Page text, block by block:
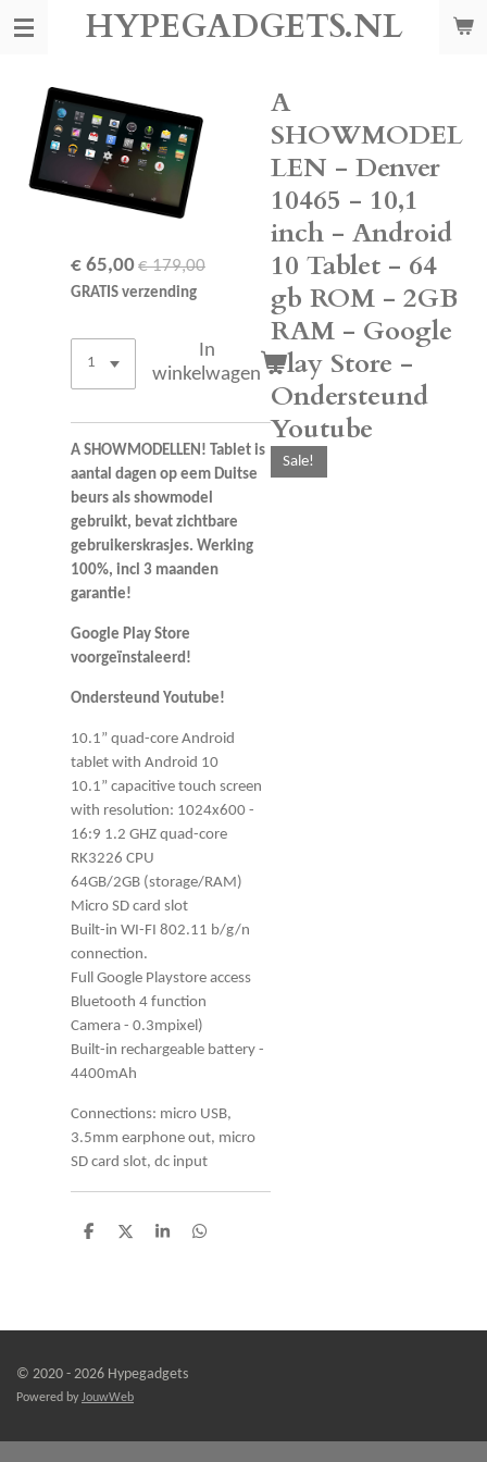
Ga
hoofdinhoud
HYPEGADGETS.NL
A
SHOWMODEL
LEN - Denver
10465 - 10,1
inch - Android
10 Tablet - 64
gb ROM - 2GB
RAM - Google
Play Store -
Ondersteund
Youtube
Sale!
€ 65,00€ 179,00
GRATIS verzending
In
winkelwagen
A SHOWMODELLEN! Tablet is
aantal dagen op eem Duitse
beurs als showmodel
gebruikt, bevat zichtbare
gebruikerskrasjes. Werking
100%, incl 3 maanden
garantie!
Google Play Store
voorgeïnstaleerd!
Ondersteund Youtube!
10.1” quad-core Android
tablet with Android 10
10.1” capacitive touch screen
with resolution: 1024x600 -
16:9 1.2 GHZ quad-core
RK3226 CPU
64GB/2GB (storage/RAM)
Micro SD card slot
Built-in WI-FI 802.11 b/g/n
connection.
Full Google Playstore access
Bluetooth 4 function
Camera - 0.3mpixel)
Built-in rechargeable battery -
4400mAh
Connections: micro USB,
3.5mm earphone out, micro
SD card slot, dc input
D
D
S
D
© 2020 - 2026 Hypegadgets
Powered by JouwWeb